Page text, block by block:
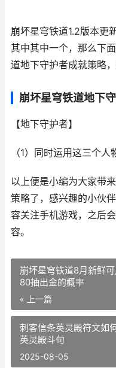
崩坏星穹铁道1.2版本更
其中其中一个，那么下
道地下守护者成就策略
崩坏星穹铁道地下
【地下守护者】
（1）同时运用这三个
以上便是小编为大家带
策略了，感兴趣的小伙
容关注手机游戏，之后
容。
崩坏星穹铁道8月新鲜
80抽出金的概率
« 上一篇
刺客信条英灵殿符文如
英灵殿斗句
2025-08-05